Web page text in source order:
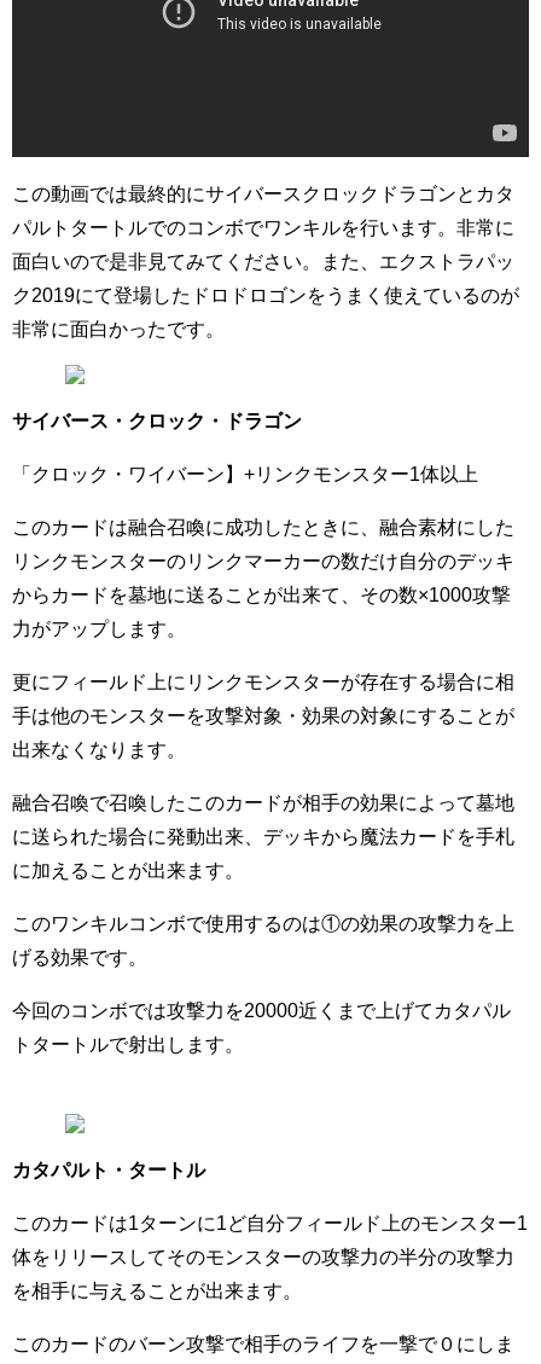
この動画では最終的にサイバースクロックドラゴンとカタ
パルトタートルでのコンボでワンキルを行います。非常に
面白いので是非見てみてください。また、エクストラパッ
ク2019にて登場したドロドロゴンをうまく使えているのが
非常に面白かったです。
サイバース・クロック・ドラゴン
「クロック・ワイバーン】+リンクモンスター1体以上
このカードは融合召喚に成功したときに、融合素材にした
リンクモンスターのリンクマーカーの数だけ自分のデッキ
からカードを墓地に送ることが出来て、その数×1000攻撃
力がアップします。
更にフィールド上にリンクモンスターが存在する場合に相
手は他のモンスターを攻撃対象・効果の対象にすることが
出来なくなります。
融合召喚で召喚したこのカードが相手の効果によって墓地
に送られた場合に発動出来、デッキから魔法カードを手札
に加えることが出来ます。
このワンキルコンボで使用するのは①の効果の攻撃力を上
げる効果です。
今回のコンボでは攻撃力を20000近くまで上げてカタパル
トタートルで射出します。
カタパルト・タートル
このカードは1ターンに1ど自分フィールド上のモンスター1
体をリリースしてそのモンスターの攻撃力の半分の攻撃力
を相手に与えることが出来ます。
このカードのバーン攻撃で相手のライフを一撃で０にしま